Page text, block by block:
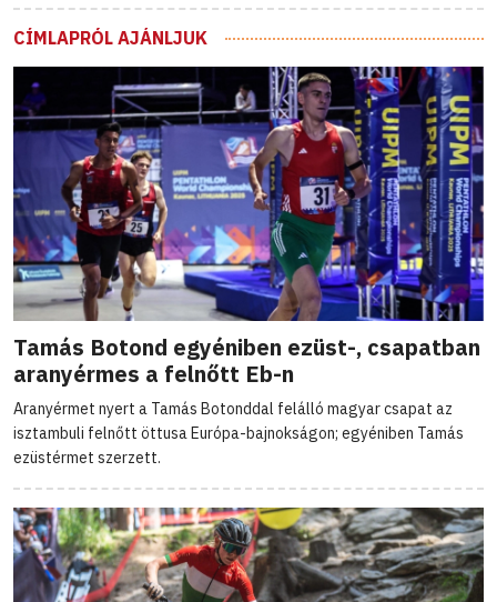
CÍMLAPRÓL AJÁNLJUK
Tamás Botond egyéniben ezüst-, csapatban
aranyérmes a felnőtt Eb-n
Aranyérmet nyert a Tamás Botonddal felálló magyar csapat az
isztambuli felnőtt öttusa Európa-bajnokságon; egyéniben Tamás
ezüstérmet szerzett.